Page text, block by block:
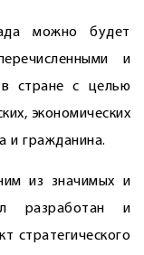
можно будет
и
стране с целью
экономических
и гражданина.
из значимых и
разработан и
стратегического